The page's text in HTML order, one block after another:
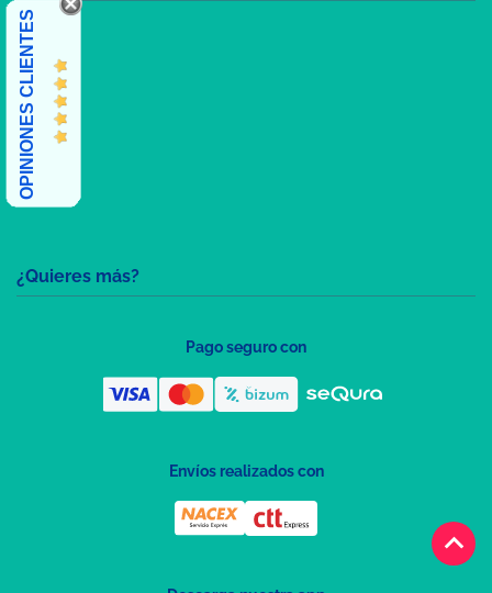
keyboard_arrow_up
¿Quieres más?
OPINIONES CLIENTES
Pago seguro con
Envíos realizados con